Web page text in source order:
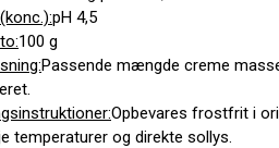
pH 4,5
100 g
Passende mængde creme
Opbevares frostfrit i
temperaturer og direkte sollys.